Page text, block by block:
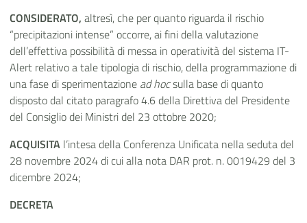
CONSIDERATO, altresì, che per quanto riguarda il rischio
“precipitazioni intense” occorre, ai fini della valutazione
dell’effettiva possibilità di messa in operatività del sistema IT-
Alert relativo a tale tipologia di rischio, della programmazione di
una fase di sperimentazione ad hocsulla base di quanto
disposto dal citato paragrafo 4.6 della Direttiva del Presidente
del Consiglio dei Ministri del 23 ottobre 2020;
ACQUISITA l’intesa della Conferenza Unificata nella seduta del
28 novembre 2024 di cui alla nota DAR prot. n. 0019429 del 3
dicembre 2024;
DECRETA